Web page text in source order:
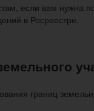
если вам нужна
в Росреестре.